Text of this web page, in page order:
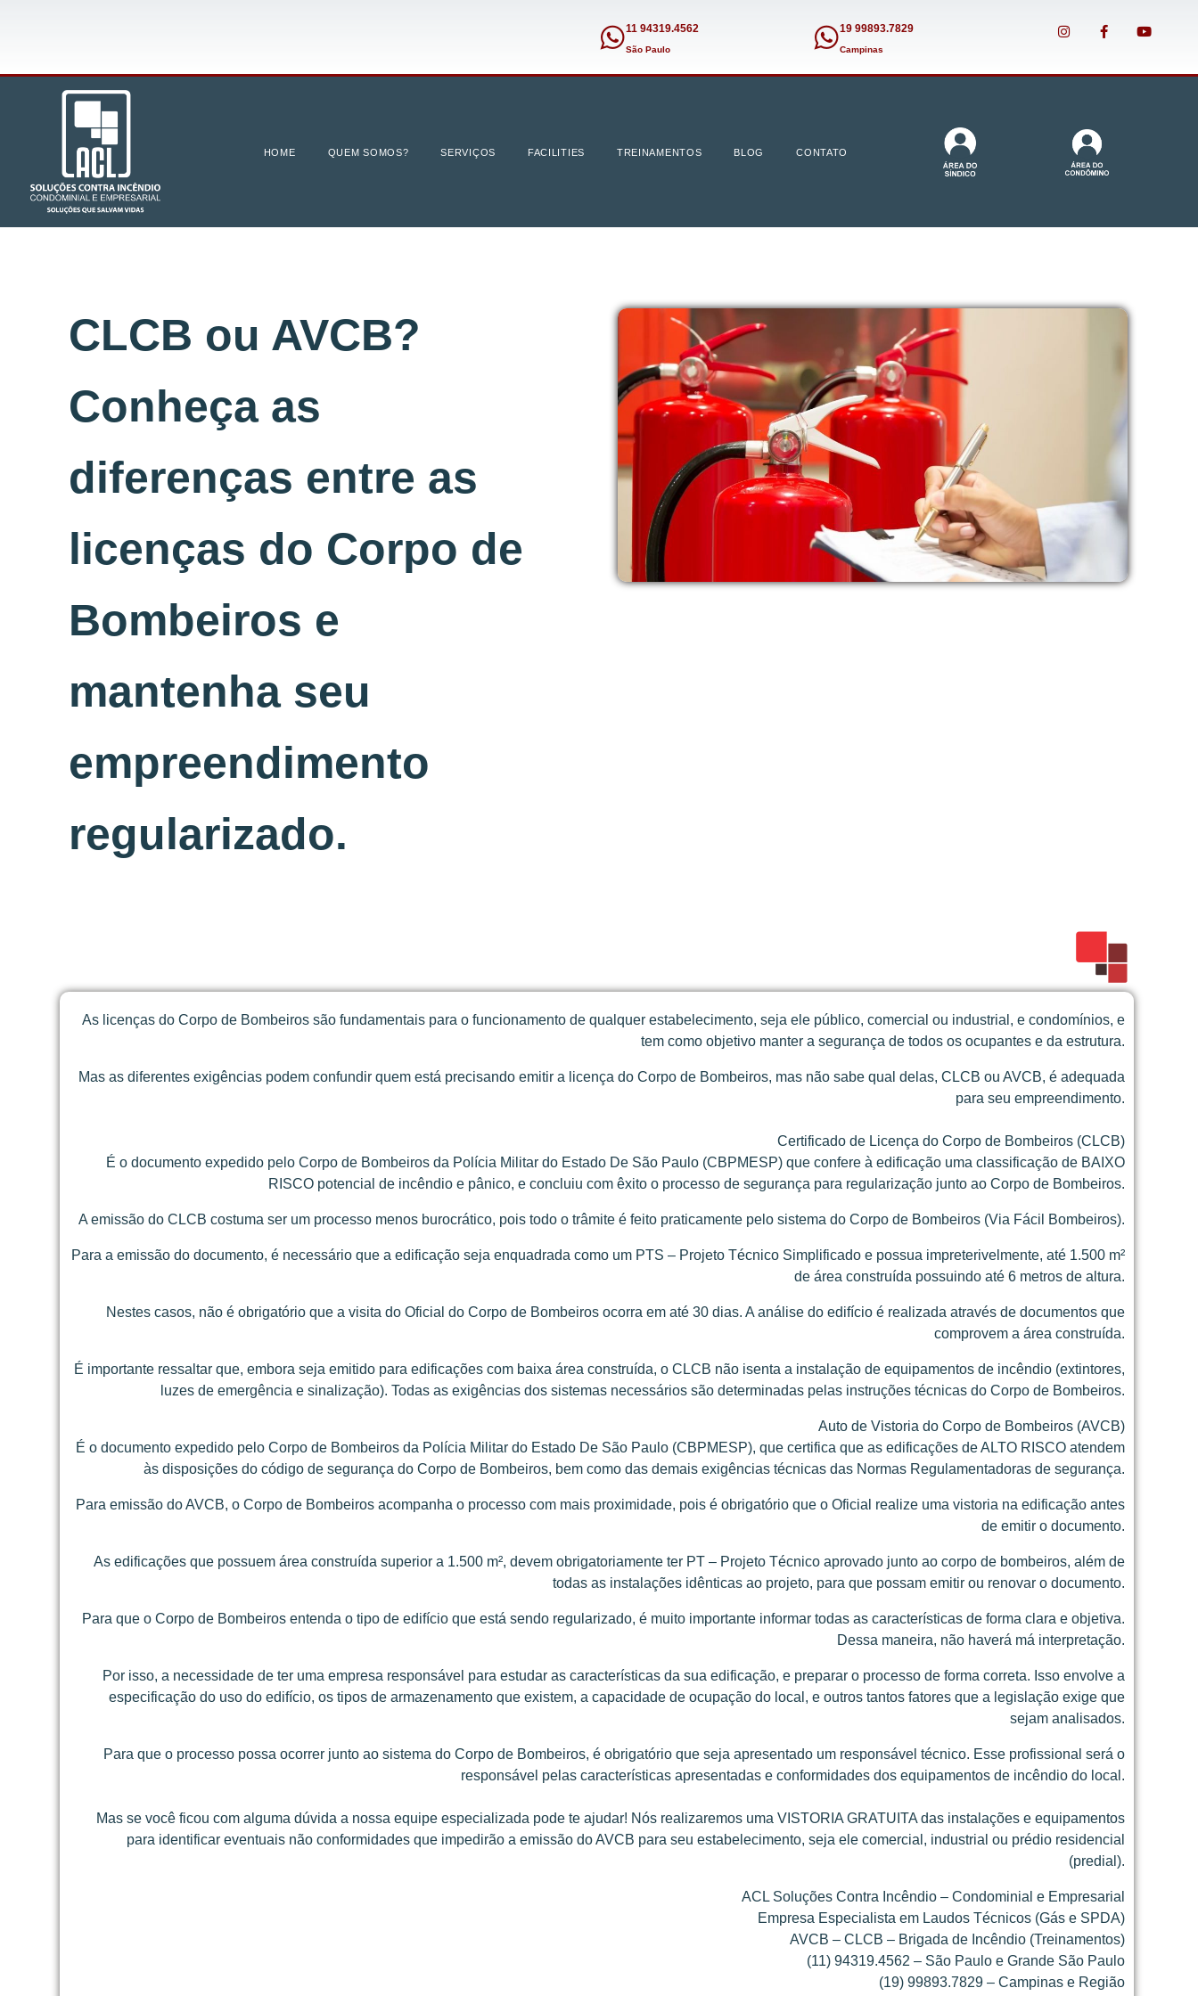
11 94319.4562
São Paulo
19 99893.7829
Campinas
HOME QUEM SOMOS? SERVIÇOS FACILITIES TREINAMENTOS BLOG CONTATO
CLCB ou AVCB?
Conheça as
diferenças entre as
licenças do Corpo de
Bombeiros e
mantenha seu
empreendimento
regularizado.
As licenças do Corpo de Bombeiros são fundamentais para o funcionamento de qualquer estabelecimento, seja ele público, comercial ou industrial, e condomínios, e
tem como objetivo manter a segurança de todos os ocupantes e da estrutura.
Mas as diferentes exigências podem confundir quem está precisando emitir a licença do Corpo de Bombeiros, mas não sabe qual delas, CLCB ou AVCB, é adequada
para seu empreendimento.
Certificado de Licença do Corpo de Bombeiros (CLCB)
É o documento expedido pelo Corpo de Bombeiros da Polícia Militar do Estado De São Paulo (CBPMESP) que confere à edificação uma classificação de BAIXO
RISCO potencial de incêndio e pânico, e concluiu com êxito o processo de segurança para regularização junto ao Corpo de Bombeiros.
A emissão do CLCB costuma ser um processo menos burocrático, pois todo o trâmite é feito praticamente pelo sistema do Corpo de Bombeiros (Via Fácil Bombeiros).
Para a emissão do documento, é necessário que a edificação seja enquadrada como um PTS – Projeto Técnico Simplificado e possua impreterivelmente, até 1.500 m²
de área construída possuindo até 6 metros de altura.
Nestes casos, não é obrigatório que a visita do Oficial do Corpo de Bombeiros ocorra em até 30 dias. A análise do edifício é realizada através de documentos que
comprovem a área construída.
É importante ressaltar que, embora seja emitido para edificações com baixa área construída, o CLCB não isenta a instalação de equipamentos de incêndio (extintores,
luzes de emergência e sinalização). Todas as exigências dos sistemas necessários são determinadas pelas instruções técnicas do Corpo de Bombeiros.
Auto de Vistoria do Corpo de Bombeiros (AVCB)
É o documento expedido pelo Corpo de Bombeiros da Polícia Militar do Estado De São Paulo (CBPMESP), que certifica que as edificações de ALTO RISCO atendem
às disposições do código de segurança do Corpo de Bombeiros, bem como das demais exigências técnicas das Normas Regulamentadoras de segurança.
Para emissão do AVCB, o Corpo de Bombeiros acompanha o processo com mais proximidade, pois é obrigatório que o Oficial realize uma vistoria na edificação antes
de emitir o documento.
As edificações que possuem área construída superior a 1.500 m², devem obrigatoriamente ter PT – Projeto Técnico aprovado junto ao corpo de bombeiros, além de
todas as instalações idênticas ao projeto, para que possam emitir ou renovar o documento.
Para que o Corpo de Bombeiros entenda o tipo de edifício que está sendo regularizado, é muito importante informar todas as características de forma clara e objetiva.
Dessa maneira, não haverá má interpretação.
Por isso, a necessidade de ter uma empresa responsável para estudar as características da sua edificação, e preparar o processo de forma correta. Isso envolve a
especificação do uso do edifício, os tipos de armazenamento que existem, a capacidade de ocupação do local, e outros tantos fatores que a legislação exige que
sejam analisados.
Para que o processo possa ocorrer junto ao sistema do Corpo de Bombeiros, é obrigatório que seja apresentado um responsável técnico. Esse profissional será o
responsável pelas características apresentadas e conformidades dos equipamentos de incêndio do local.
Mas se você ficou com alguma dúvida a nossa equipe especializada pode te ajudar! Nós realizaremos uma VISTORIA GRATUITA das instalações e equipamentos
para identificar eventuais não conformidades que impedirão a emissão do AVCB para seu estabelecimento, seja ele comercial, industrial ou prédio residencial
(predial).
ACL Soluções Contra Incêndio – Condominial e Empresarial
Empresa Especialista em Laudos Técnicos (Gás e SPDA)
AVCB – CLCB – Brigada de Incêndio (Treinamentos)
(11) 94319.4562 – São Paulo e Grande São Paulo
(19) 99893.7829 – Campinas e Região